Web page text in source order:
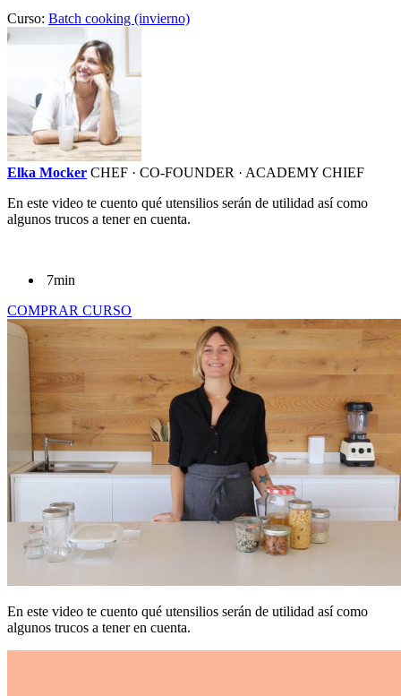
Curso: Batch cooking (invierno)
Elka Mocker CHEF · CO-FOUNDER · ACADEMY CHIEF
En este video te cuento qué utensilios serán de utilidad así como
algunos trucos a tener en cuenta.
7min
COMPRAR CURSO
En este video te cuento qué utensilios serán de utilidad así como
algunos trucos a tener en cuenta.